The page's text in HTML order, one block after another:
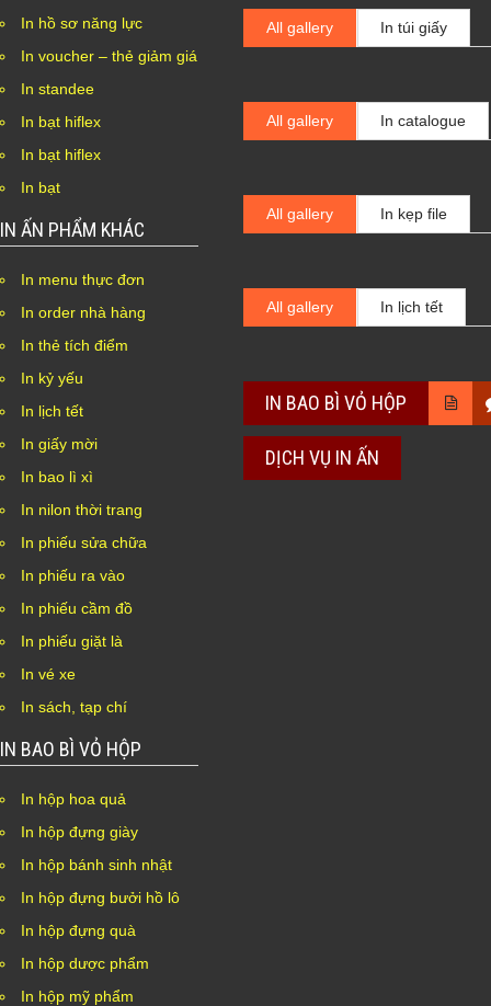
All gallery In túi giấy
All gallery In catalogue
All gallery In kẹp file
All gallery In lịch tết
IN BAO BÌ VỎ HỘP
DỊCH VỤ IN ẤN
In hồ sơ năng lực
In voucher – thẻ giảm giá
In standee
In bạt hiflex
In bạt hiflex
In bạt
IN ẤN PHẨM KHÁC
In menu thực đơn
In order nhà hàng
In thẻ tích điểm
In kỷ yếu
In lịch tết
In giấy mời
In bao lì xì
In nilon thời trang
In phiếu sửa chữa
In phiếu ra vào
In phiếu cầm đồ
In phiếu giặt là
In vé xe
In sách, tạp chí
IN BAO BÌ VỎ HỘP
In hộp hoa quả
In hộp đựng giày
In hộp bánh sinh nhật
In hộp đựng bưởi hồ lô
In hộp đựng quà
In hộp dược phẩm
In hộp mỹ phẩm